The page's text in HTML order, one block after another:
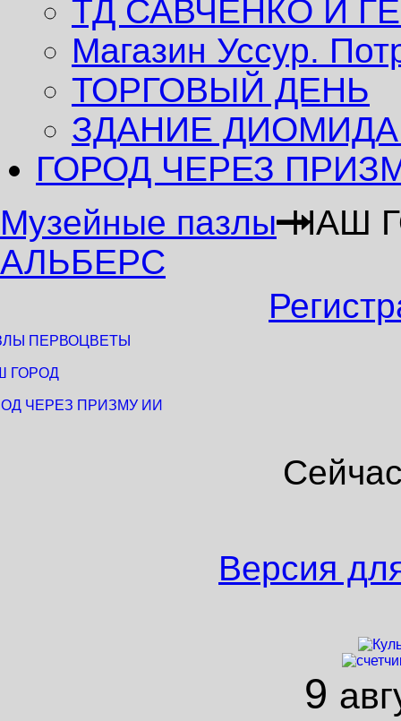
ТД САВЧЕНКО И
Магазин Уссур.
ТОРГОВЫЙ ДЕНЬ
ЗДАНИЕ
ГОРОД ЧЕРЕЗ
Музейные пазлы НАШ
АЛЬБЕРС
ПЕРВОЦВЕТЫ
ГОРОД
ЧЕРЕЗ ПРИЗМУ ИИ
Версия
9